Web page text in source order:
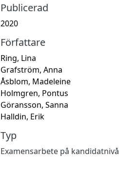
Publicerad
2020
Författare
Ring, Lina
Grafström, Anna
Åsblom, Madeleine
Holmgren, Pontus
Göransson, Sanna
Halldin, Erik
Typ
Examensarbete på kandidatnivå